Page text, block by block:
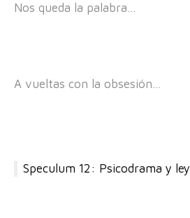
Nos queda la palabra…
A vueltas con la obsesión…
Speculum 12: Psicodrama y ley